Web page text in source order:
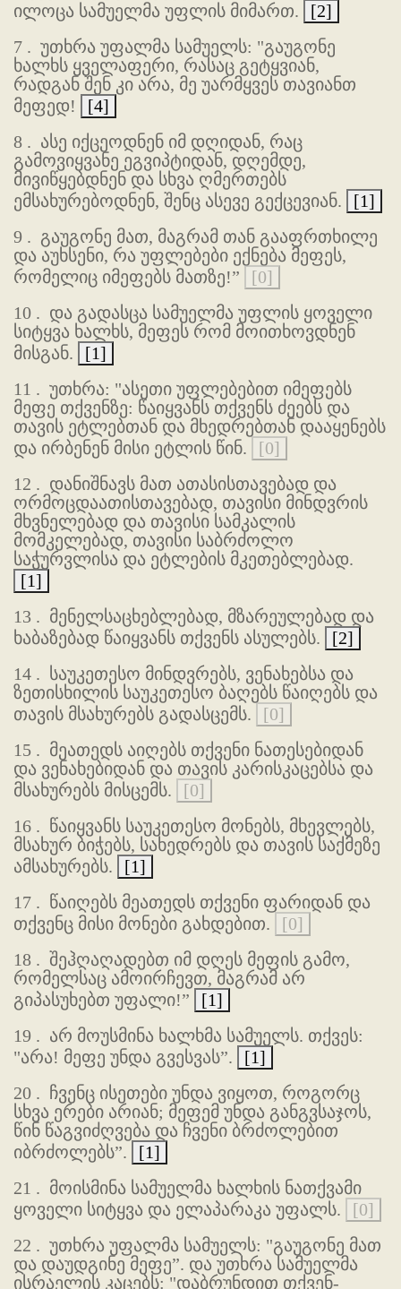
ილოცა სამუელმა უფლის მიმართ.
[2]
7 . უთხრა უფალმა სამუელს: "გაუგონე
ხალხს ყველაფერი, რასაც გეტყვიან,
რადგან შენ კი არა, მე უარმყვეს თავიანთ
მეფედ!
[4]
8 . ასე იქცეოდნენ იმ დღიდან, რაც
გამოვიყვანე ეგვიპტიდან, დღემდე,
მივიწყებდნენ და სხვა ღმერთებს
ემსახურებოდნენ, შენც ასევე გექცევიან.
[1]
9 . გაუგონე მათ, მაგრამ თან გააფრთხილე
და აუხსენი, რა უფლებები ექნება მეფეს,
რომელიც იმეფებს მათზე!”
[0]
10 . და გადასცა სამუელმა უფლის ყოველი
სიტყვა ხალხს, მეფეს რომ მოითხოვდნენ
მისგან.
[1]
11 . უთხრა: "ასეთი უფლებებით იმეფებს
მეფე თქვენზე: წაიყვანს თქვენს ძეებს და
თავის ეტლებთან და მხედრებთან დააყენებს
და ირბენენ მისი ეტლის წინ.
[0]
12 . დანიშნავს მათ ათასისთავებად და
ორმოცდაათისთავებად, თავისი მინდვრის
მხვნელებად და თავისი სამკალის
მომკელებად, თავისი საბრძოლო
საჭურვლისა და ეტლების მკეთებლებად.
[1]
13 . მენელსაცხებლებად, მზარეულებად და
ხაბაზებად წაიყვანს თქვენს ასულებს.
[2]
14 . საუკეთესო მინდვრებს, ვენახებსა და
ზეთისხილის საუკეთესო ბაღებს წაიღებს და
თავის მსახურებს გადასცემს.
[0]
15 . მეათედს აიღებს თქვენი ნათესებიდან
და ვენახებიდან და თავის კარისკაცებსა და
მსახურებს მისცემს.
[0]
16 . წაიყვანს საუკეთესო მონებს, მხევლებს,
მსახურ ბიჭებს, სახედრებს და თავის საქმეზე
ამსახურებს.
[1]
17 . წაიღებს მეათედს თქვენი ფარიდან და
თქვენც მისი მონები გახდებით.
[0]
18 . შეჰღაღადებთ იმ დღეს მეფის გამო,
რომელსაც ამოირჩევთ, მაგრამ არ
გიპასუხებთ უფალი!”
[1]
19 . არ მოუსმინა ხალხმა სამუელს. თქვეს:
"არა! მეფე უნდა გვესვას”.
[1]
20 .
ჩვენც ისეთები უნდა ვიყოთ, როგორც
სხვა ერები არიან; მეფემ უნდა განგვსაჯოს,
წინ წაგვიძღვება და ჩვენი ბრძოლებით
იბრძოლებს”.
[1]
21 . მოისმინა სამუელმა ხალხის ნათქვამი
ყოველი სიტყვა და ელაპარაკა უფალს.
[0]
22 . უთხრა უფალმა სამუელს: "გაუგონე მათ
და დაუდგინე მეფე”. და უთხრა სამუელმა
ისრაელის კაცებს: "დაბრუნდით თქვენ-